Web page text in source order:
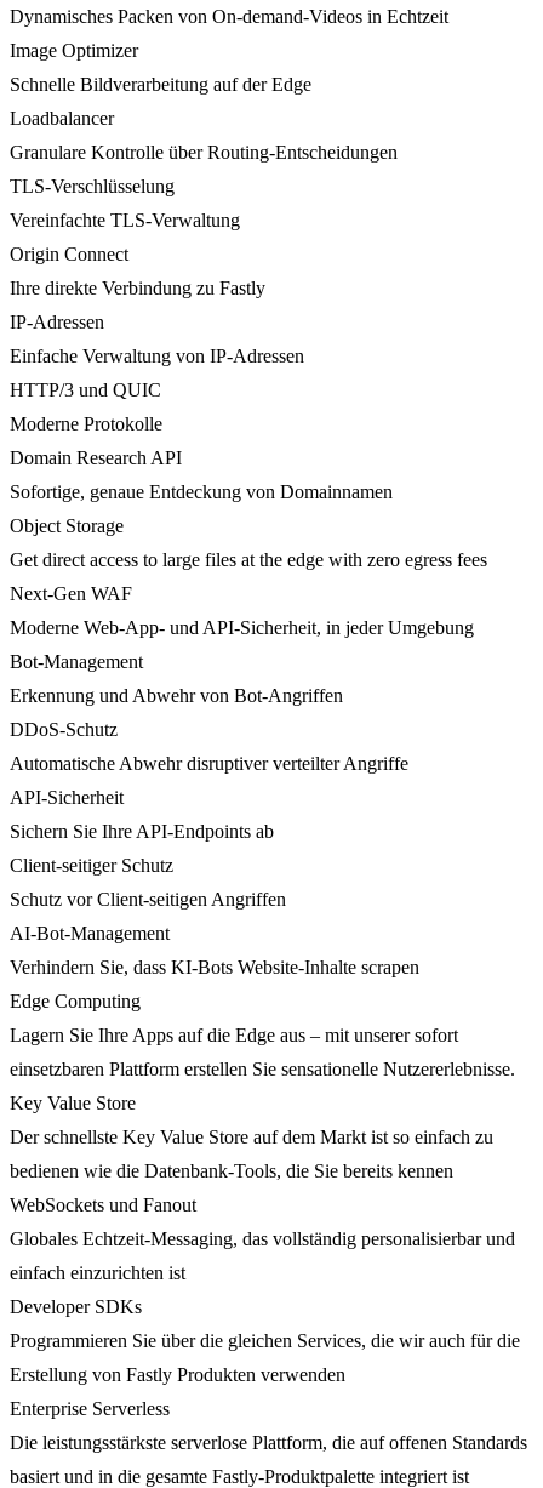
Dynamisches Packen von On-demand-Videos in Echtzeit
Image Optimizer
Schnelle Bildverarbeitung auf der Edge
Loadbalancer
Granulare Kontrolle über Routing-Entscheidungen
TLS-Verschlüsselung
Vereinfachte TLS-Verwaltung
Origin Connect
Ihre direkte Verbindung zu Fastly
IP-Adressen
Einfache Verwaltung von IP-Adressen
HTTP/3 und QUIC
Moderne Protokolle
Domain Research API
Sofortige, genaue Entdeckung von Domainnamen
Object Storage
Get direct access to large files at the edge with zero egress fees
Next-Gen WAF
Moderne Web-App- und API-Sicherheit, in jeder Umgebung
Bot-Management
Erkennung und Abwehr von Bot-Angriffen
DDoS-Schutz
Automatische Abwehr disruptiver verteilter Angriffe
API-Sicherheit
Sichern Sie Ihre API-Endpoints ab
Client-seitiger Schutz
Schutz vor Client-seitigen Angriffen
AI-Bot-Management
Verhindern Sie, dass KI-Bots Website-Inhalte scrapen
Edge Computing
Lagern Sie Ihre Apps auf die Edge aus – mit unserer sofort
einsetzbaren Plattform erstellen Sie sensationelle Nutzererlebnisse.
Key Value Store
Der schnellste Key Value Store auf dem Markt ist so einfach zu
bedienen wie die Datenbank-Tools, die Sie bereits kennen
WebSockets und Fanout
Globales Echtzeit-Messaging, das vollständig personalisierbar und
einfach einzurichten ist
Developer SDKs
Programmieren Sie über die gleichen Services, die wir auch für die
Erstellung von Fastly Produkten verwenden
Enterprise Serverless
Die leistungsstärkste serverlose Plattform, die auf offenen Standards
basiert und in die gesamte Fastly-Produktpalette integriert ist